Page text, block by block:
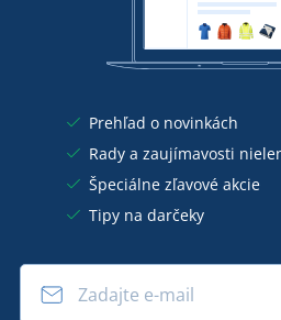
Prehľad o novinkách
Rady a zaujímavosti
Špeciálne zľavové akcie
Tipy na darčeky